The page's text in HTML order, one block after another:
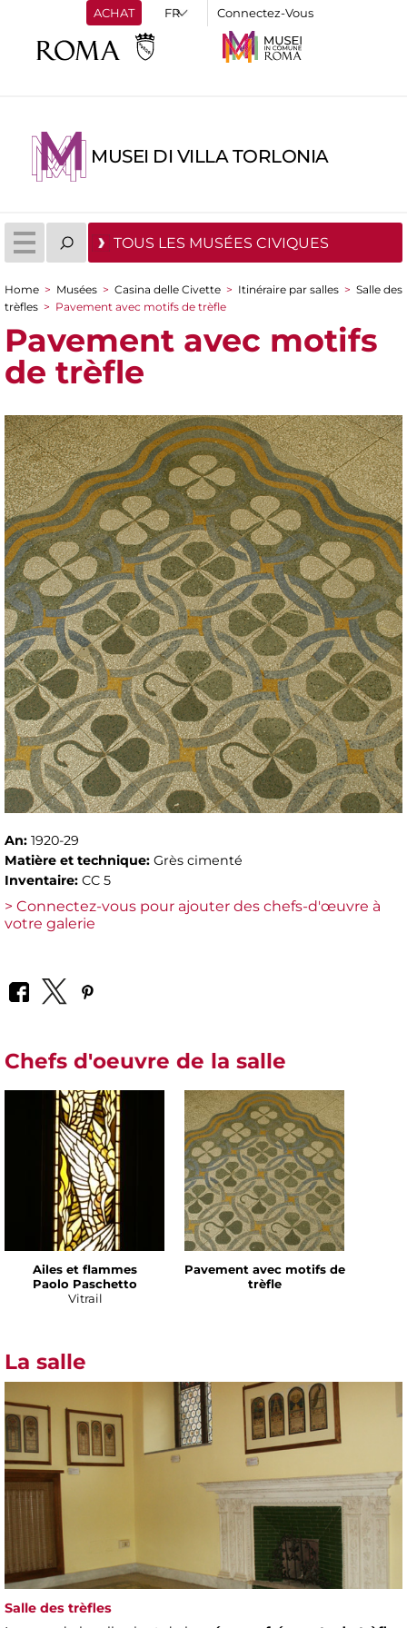
ACHAT Connectez-Vous
MUSEI DI VILLA TORLONIA
TOUS LES MUSÉES CIVIQUES
You are here
Home > Musées > Casina delle Civette > Itinéraire par salles > Salle des
trèfles > Pavement avec motifs de trèfle
Pavement avec motifs
de trèfle
An: 1920-29
Matière et technique: Grès cimenté
Inventaire: CC 5
> Connectez-vous pour ajouter des chefs-d'œuvre à
votre galerie
Chefs d'oeuvre de la salle
Ailes et flammes
Paolo Paschetto
Vitrail
Pavement avec motifs de
trèfle
La salle
Salle des trèfles